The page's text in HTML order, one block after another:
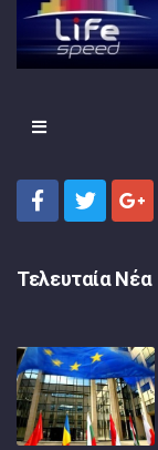
Τελευταία Νέα